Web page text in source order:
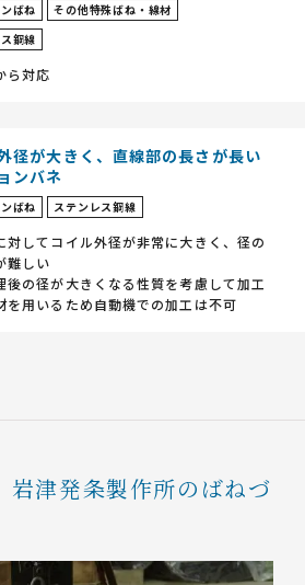
ばね
その他特殊ばね・線材
鋼線
ら対応
径が大きく、直線部の長さが長い
ンバネ
ばね ステンレス鋼線
対してコイル外径が非常に大きく、径の
難しい
後の径が大きくなる性質を考慮して加工
を用いるため自動機での加工は不可
岩津発条製作所のばねづ